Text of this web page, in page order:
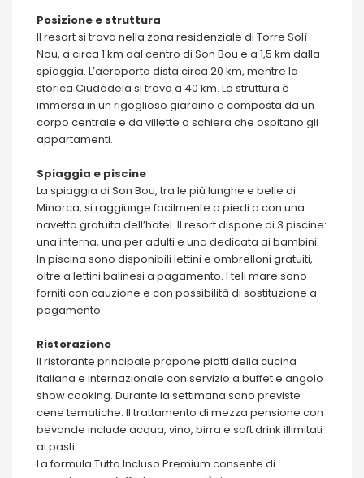
Posizione e struttura
Il resort si trova nella zona residenziale di Torre Solì
Nou, a circa 1 km dal centro di Son Bou e a 1,5 km dalla
spiaggia. L’aeroporto dista circa 20 km, mentre la
storica Ciudadela si trova a 40 km. La struttura è
immersa in un rigoglioso giardino e composta da un
corpo centrale e da villette a schiera che ospitano gli
appartamenti.
Spiaggia e piscine
La spiaggia di Son Bou, tra le più lunghe e belle di
Minorca, si raggiunge facilmente a piedi o con una
navetta gratuita dell’hotel. Il resort dispone di 3 piscine:
una interna, una per adulti e una dedicata ai bambini.
In piscina sono disponibili lettini e ombrelloni gratuiti,
oltre a lettini balinesi a pagamento. I teli mare sono
forniti con cauzione e con possibilità di sostituzione a
pagamento.
Ristorazione
Il ristorante principale propone piatti della cucina
italiana e internazionale con servizio a buffet e angolo
show cooking. Durante la settimana sono previste
cene tematiche. Il trattamento di mezza pensione con
bevande include acqua, vino, birra e soft drink illimitati
ai pasti.
La formula Tutto Incluso Premium consente di